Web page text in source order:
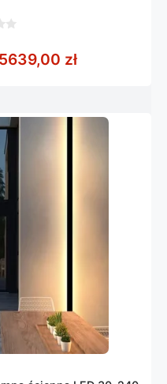
5639,00 złZakres cen: